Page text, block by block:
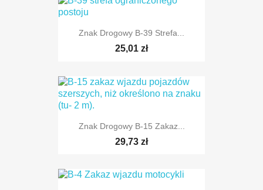
TYLKO ONLINE
Znak Drogowy B-39 Strefa...
25,01 zł
TYLKO ONLINE
Znak Drogowy B-15 Zakaz...
29,73 zł